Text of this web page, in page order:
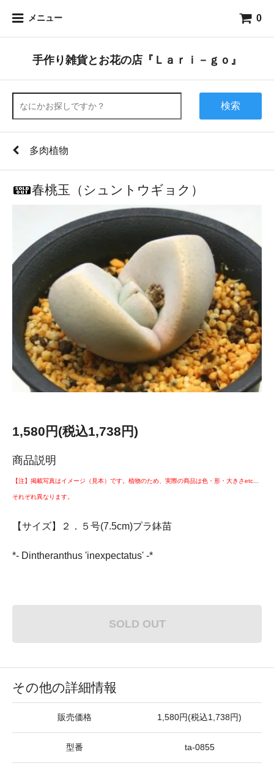
メニュー 0
手作り雑貨とお花の店『Ｌａｒｉ－ｇｏ』
検索
多肉植物
春桃玉（シュントウギョク）
1,580円(税込1,738円)
商品説明
【注】掲載写真はイメージ（見本）です。植物のため、実際の商品は色・形・大きさetc...
それぞれ異なります。
【サイズ】２．５号(7.5cm)プラ鉢苗
*- Dintheranthus 'inexpectatus' -*
SOLD OUT
その他の詳細情報
販売価格 1,580円(税込1,738円)
型番 ta-0855